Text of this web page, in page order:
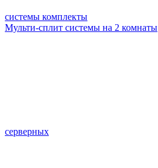
системы комплекты
Мульти-сплит системы на 2 комнаты
серверных